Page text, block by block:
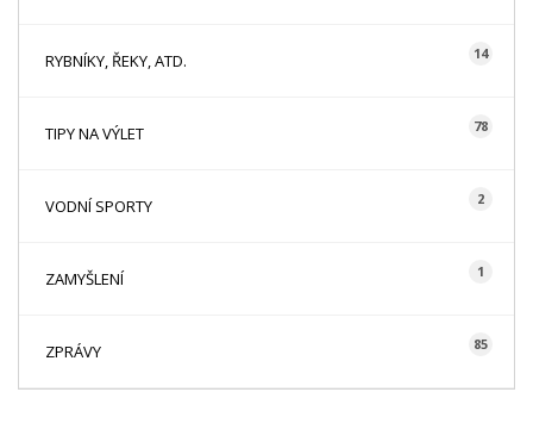
RYBNÍKY, ŘEKY, ATD. 14
TIPY NA VÝLET 78
VODNÍ SPORTY 2
ZAMYŠLENÍ 1
ZPRÁVY 85